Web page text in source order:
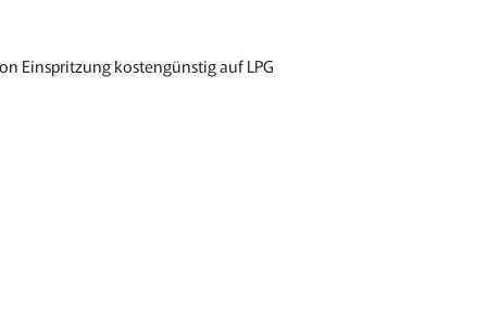
Einspritzung kostengünstig auf LPG